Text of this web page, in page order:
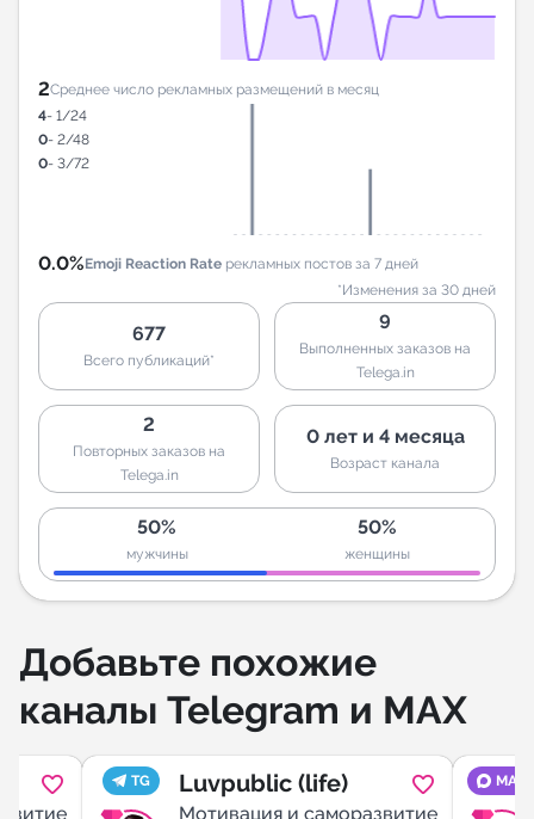
2Среднее число рекламных размещений в месяц
4- 1/24
0- 2/48
0- 3/72
0.0%Emoji Reaction Rate рекламных постов за 7 дней
*Изменения за 30 дней
677
Всего публикаций*
9
Выполненных заказов на
Telega.in
2
Повторных заказов на
Telega.in
0 лет и 4 месяца
Возраст канала
50%
мужчины
50%
женщины
Добавьте похожие
каналы Telegram и MAX
TG Luvpublic (life)
Мотивация и саморазвитие
MAX